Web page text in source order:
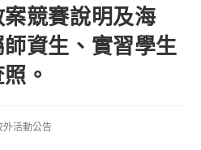
競賽說明及海
資生、實習學生
。
外活動公告